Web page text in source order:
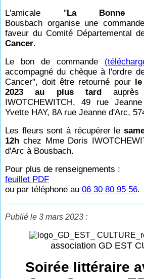
L'amicale "La Bonne
Bousbach organise une
faveur du Comité Départemental
Cancer.
Le bon de commande
accompagné du chèque à l'ordre
Cancer", doit être retourné pour
2023 au plus tardauprès
IWOTCHEWITCH, 49 rue
Yvette HAY, 8A rue Jeanne d'Arc,
Les fleurs sont à récupérer le
12h chez Mme Doris
d'Arc à Bousbach.
Pour plus de renseignements :
feuillet PDF
ou par téléphone au06 30 80 95 56.
Publié le 3 mars 2023 :
association GD EST
Soirée littéraire